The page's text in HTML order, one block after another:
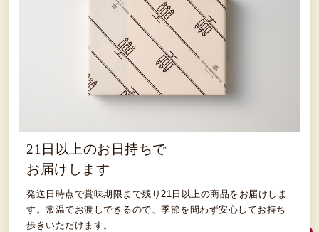
21日以上のお日持ちで
お届けします
発送日時点で賞味期限まで残り21日以上の商品をお届けしま
す。常温でお渡しできるので、季節を問わず安心してお持ち
歩きいただけます。